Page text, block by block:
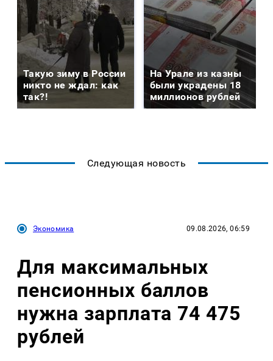
Такую зиму в России
никто не ждал: как
так?!
На Урале из казны
были украдены 18
миллионов рублей
Следующая новость
Экономика 09.08.2026, 06:59
Для максимальных
пенсионных баллов
нужна зарплата 74 475
рублей